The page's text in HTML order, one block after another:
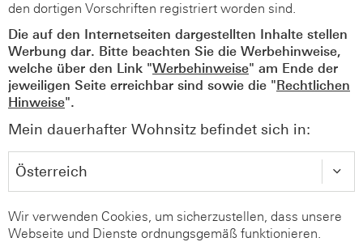
den dortigen Vorschriften registriert worden sind.
Die auf den Internetseiten dargestellten Inhalte stellen
Werbung dar. Bitte beachten Sie die Werbehinweise,
welche über den Link "Werbehinweise" am Ende der
jeweiligen Seite erreichbar sind sowie die "Rechtlichen
Hinweise".
Mein dauerhafter Wohnsitz befindet sich in:
Wir verwenden Cookies, um sicherzustellen, dass unsere
Webseite und Dienste ordnungsgemäß funktionieren.